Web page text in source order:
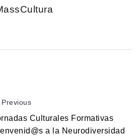
Previous
Culturales Formativas
a la Neurodiversidad